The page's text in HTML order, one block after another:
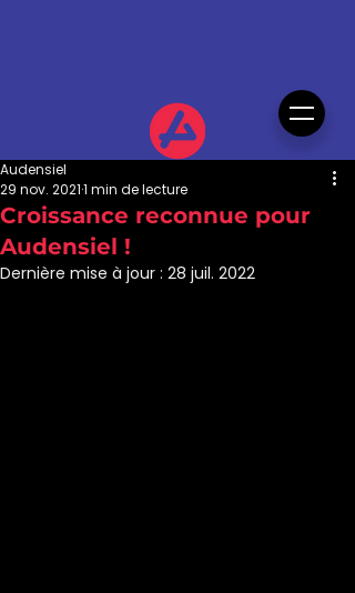
Croissance reconnue pour
Audensiel !
Audensiel
29 nov. 20211 min de lecture
Dernière mise à jour : 28 juil. 2022